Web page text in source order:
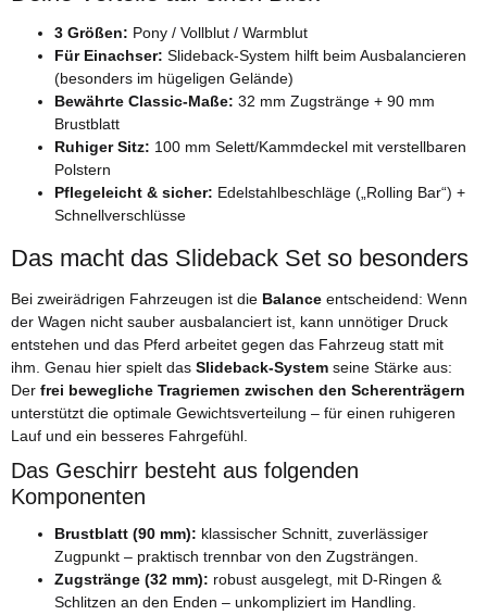
3 Größen: Pony / Vollblut / Warmblut
Für Einachser: Slideback-System hilft beim Ausbalancieren
(besonders im hügeligen Gelände)
Bewährte Classic-Maße: 32 mm Zugstränge + 90 mm
Brustblatt
Ruhiger Sitz: 100 mm Selett/Kammdeckel mit verstellbaren
Polstern
Pflegeleicht & sicher: Edelstahlbeschläge („Rolling Bar“) +
Schnellverschlüsse
Das macht das Slideback Set so besonders
Bei zweirädrigen Fahrzeugen ist die Balance entscheidend: Wenn
der Wagen nicht sauber ausbalanciert ist, kann unnötiger Druck
entstehen und das Pferd arbeitet gegen das Fahrzeug statt mit
ihm. Genau hier spielt das Slideback-System seine Stärke aus:
Der frei bewegliche Tragriemen zwischen den Scherenträgern
unterstützt die optimale Gewichtsverteilung – für einen ruhigeren
Lauf und ein besseres Fahrgefühl.
Das Geschirr besteht aus folgenden
Komponenten
Brustblatt (90 mm): klassischer Schnitt, zuverlässiger
Zugpunkt – praktisch trennbar von den Zugsträngen.
Zugstränge (32 mm): robust ausgelegt, mit D-Ringen &
Schlitzen an den Enden – unkompliziert im Handling.